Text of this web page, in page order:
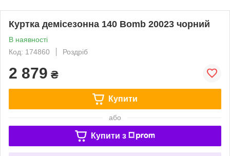
Куртка демісезонна 140 Bomb 20023 чорний
В наявності
Код: 174860
Роздріб
2 879 ₴
Купити
або
Купити з